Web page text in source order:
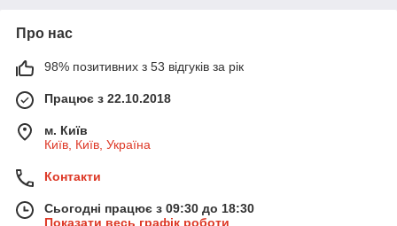
Про нас
98% позитивних з 53 відгуків за рік
Працює з 22.10.2018
м. Київ
Київ, Київ, Україна
Контакти
Сьогодні працює з 09:30 до 18:30
Показати весь графік роботи